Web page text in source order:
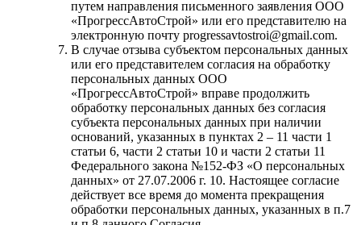
путем направления письменного заявления ООО
«ПрогрессАвтоСтрой» или его представителю на
электронную почту progressavtostroi@gmail.com.
В случае отзыва субъектом персональных данных
или его представителем согласия на обработку
персональных данных ООО
«ПрогрессАвтоСтрой» вправе продолжить
обработку персональных данных без согласия
субъекта персональных данных при наличии
оснований, указанных в пунктах 2 – 11 части 1
статьи 6, части 2 статьи 10 и части 2 статьи 11
Федерального закона №152-ФЗ «О персональных
данных» от 27.07.2006 г. 10. Настоящее согласие
действует все время до момента прекращения
обработки персональных данных, указанных в п.7